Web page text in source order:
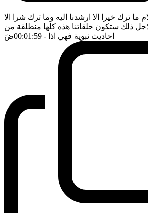
ما ترك خيرا الا ارشدنا اليه وما ترك شرا الا
ذلك ستكون حلقاتنا هذه كلها منطلقة من
احاديث نبوية فهي اذا - 00:01:59 ضَ